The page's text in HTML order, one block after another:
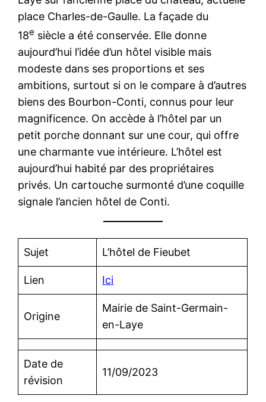
place Charles-de-Gaulle. La façade du
18e siècle a été conservée. Elle donne
aujourd’hui l’idée d’un hôtel visible mais
modeste dans ses proportions et ses
ambitions, surtout si on le compare à d’autres
biens des Bourbon-Conti, connus pour leur
magnificence. On accède à l’hôtel par un
petit porche donnant sur une cour, qui offre
une charmante vue intérieure. L’hôtel est
aujourd’hui habité par des propriétaires
privés. Un cartouche surmonté d’une coquille
signale l’ancien hôtel de Conti.
Sujet L’hôtel de Fieubet
Lien Ici
Origine
Mairie de Saint-Germain-
en-Laye
Date de
révision
11/09/2023